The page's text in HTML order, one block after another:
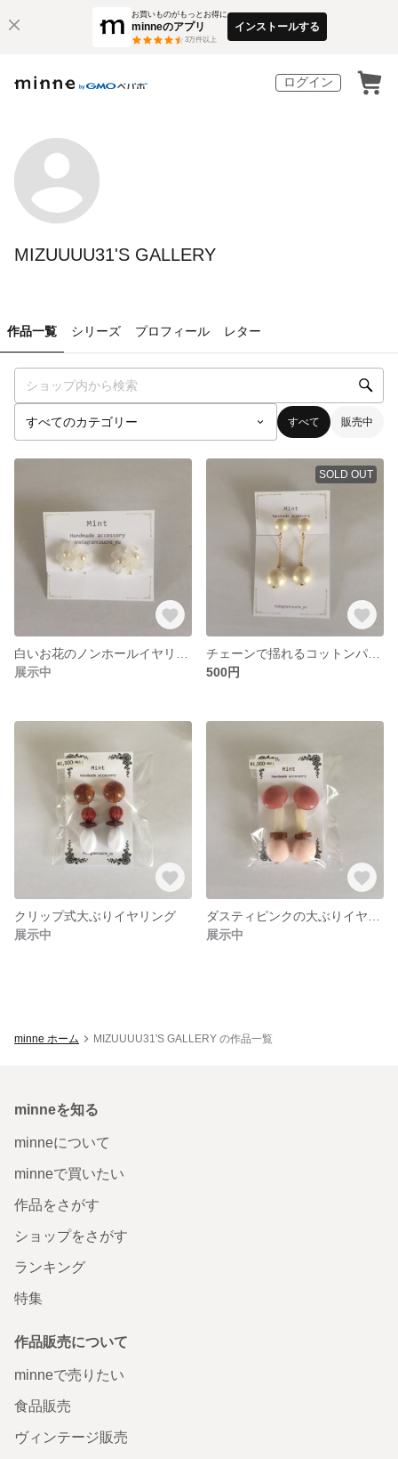
お買いものがもっとお得に
minneのアプリ
3万件以上
インストールする
ログイン
MIZUUUU31'S GALLERY
作品一覧 シリーズ プロフィール レター
すべて 販売中
展示中
SOLD OUT
500円
クリップ式大ぶりイヤリング
展示中
展示中
minne ホーム MIZUUUU31'S GALLERY の作品一覧
minneを知る
minneについて
minneで買いたい
作品をさがす
ショップをさがす
ランキング
特集
作品販売について
minneで売りたい
食品販売
ヴィンテージ販売